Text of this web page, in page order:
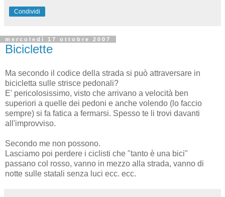
Condividi
mercoledì 17 ottobre 2007
Biciclette
Ma secondo il codice della strada si può attraversare in
bicicletta sulle strisce pedonali?
E' pericolosissimo, visto che arrivano a velocità ben
superiori a quelle dei pedoni e anche volendo (lo faccio
sempre) si fa fatica a fermarsi. Spesso te li trovi davanti
all'improvviso.
Secondo me non possono.
Lasciamo poi perdere i ciclisti che "tanto è una bici"
passano col rosso, vanno in mezzo alla strada, vanno di
notte sulle statali senza luci ecc. ecc.